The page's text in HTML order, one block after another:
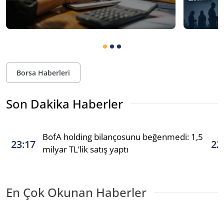
Borsa Haberleri
Son Dakika Haberler
23:17
BofA holding bilançosunu beğenmedi: 1,5
milyar TL’lik satış yaptı
En Çok Okunan Haberler